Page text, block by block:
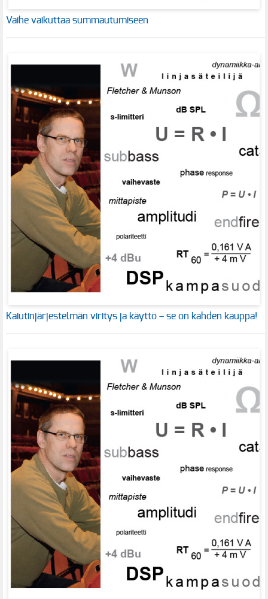
Vaihe vaikuttaa summautumiseen
Kaiutinjärjestelmän viritys ja käyttö – se on kahden kauppa!